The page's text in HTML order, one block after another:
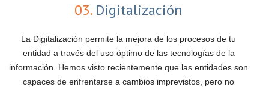
03.Digitalización
La Digitalización permite la mejora de los procesos de tu
entidad a través del uso óptimo de las tecnologías de la
información. Hemos visto recientemente que las entidades son
capaces de enfrentarse a cambios imprevistos, pero no